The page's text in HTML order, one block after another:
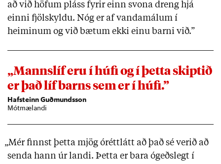
að við höfum pláss fyrir einn svona dreng hjá
einni fjölskyldu. Nóg er af vandamálum í
heiminum og við bætum ekki einu barni við.”
„Mannslíf eru í húfi og í þetta skiptið
er það líf barns sem er í húfi.”
Hafsteinn Guðmundsson
Mótmælandi
„Mér finnst þetta mjög óréttlátt að það sé verið að
senda hann úr landi. Þetta er bara ógeðslegt í